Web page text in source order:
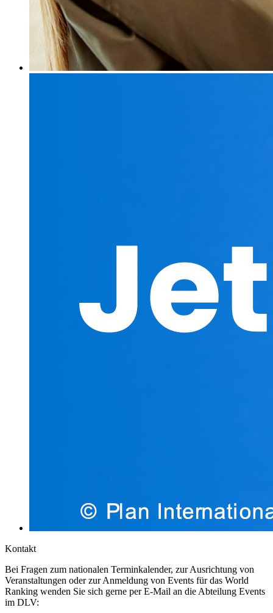
Kontakt
Bei Fragen zum nationalen Terminkalender, zur Ausrichtung von
Veranstaltungen oder zur Anmeldung von Events für das World
Ranking wenden Sie sich gerne per E-Mail an die Abteilung Events
im DLV: